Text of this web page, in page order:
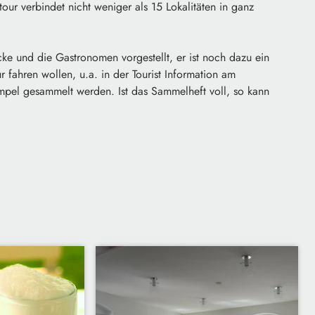
verbindet nicht weniger als 15 Lokalitäten in ganz
und die Gastronomen vorgestellt, er ist noch dazu ein
fahren wollen, u.a. in der Tourist Information am
gesammelt werden. Ist das Sammelheft voll, so kann